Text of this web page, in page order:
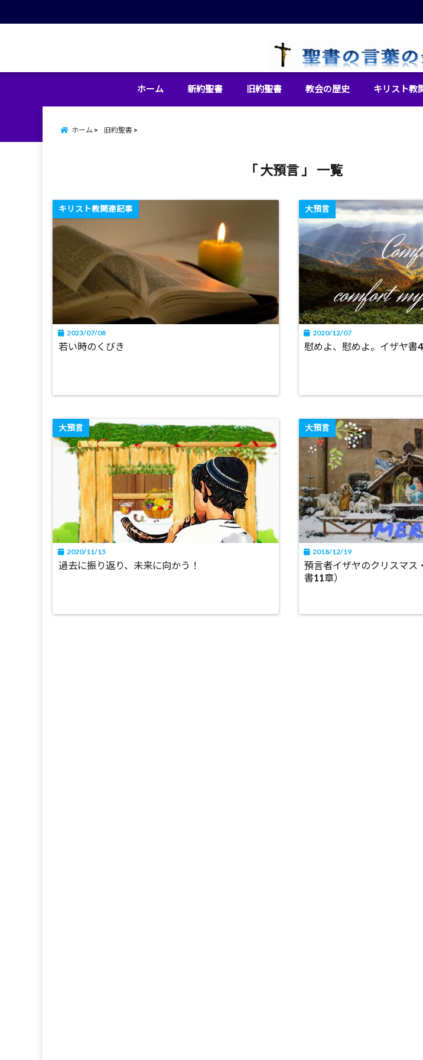
ホーム 新約聖書 旧約聖書 教会の歴史 キリスト教
ホーム 旧約聖書
「 大預言 」 一覧
キリスト教関連記事
2023/07/08
若い時のくびき
大預言
2020/12/07
慰めよ、慰めよ。イザヤ書
大預言
2020/11/15
過去に振り返り、未来に向かう！
大預言
2018/12/19
預言者イザヤのクリスマス
書11章）